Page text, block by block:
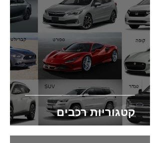
קטגוריות רכבים